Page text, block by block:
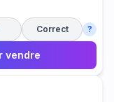
Correct ?
vendre